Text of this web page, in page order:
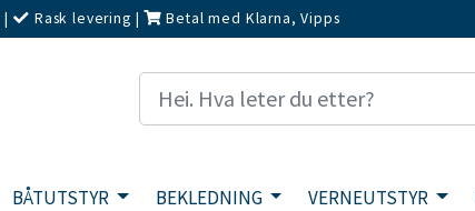
| Rask levering |
Betal med Klarna, Vipps
BÅTUTSTYR BEKLEDNING VERNEUTSTYR